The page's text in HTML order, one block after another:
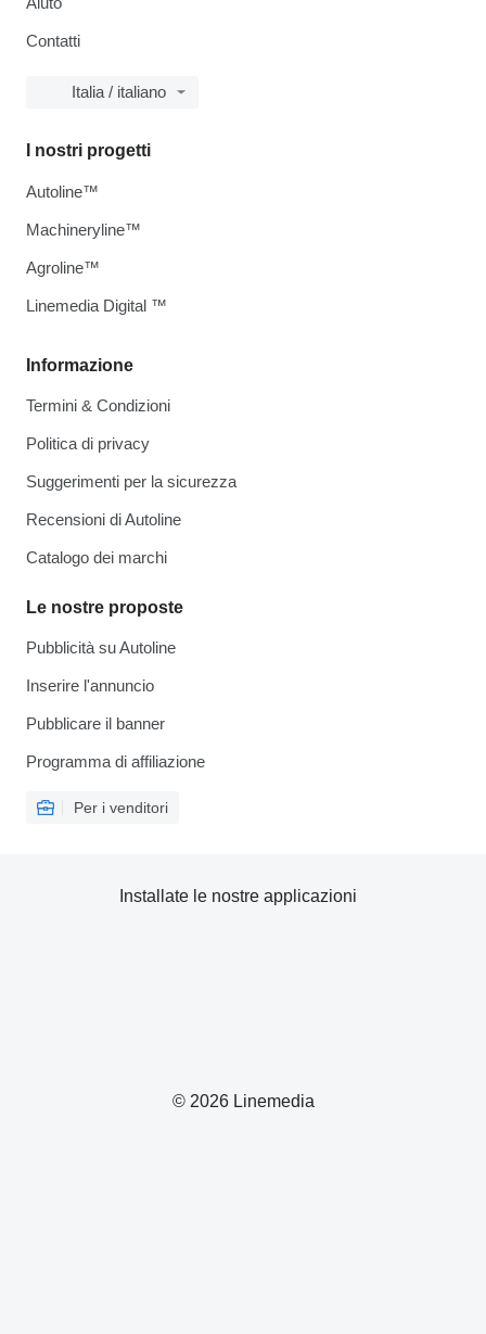
Contatti
Italia / italiano
Informazione
Termini & Condizioni
Politica di privacy
Suggerimenti per la sicurezza
Recensioni di Autoline
Catalogo dei marchi
Le nostre proposte
Pubblicità su Autoline
Inserire l'annuncio
Pubblicare il banner
Programma di affiliazione
Per i venditori
I nostri progetti
Autoline™
Machineryline™
Agroline™
Linemedia Digital ™
© 2026 Linemedia
Installate le nostre applicazioni